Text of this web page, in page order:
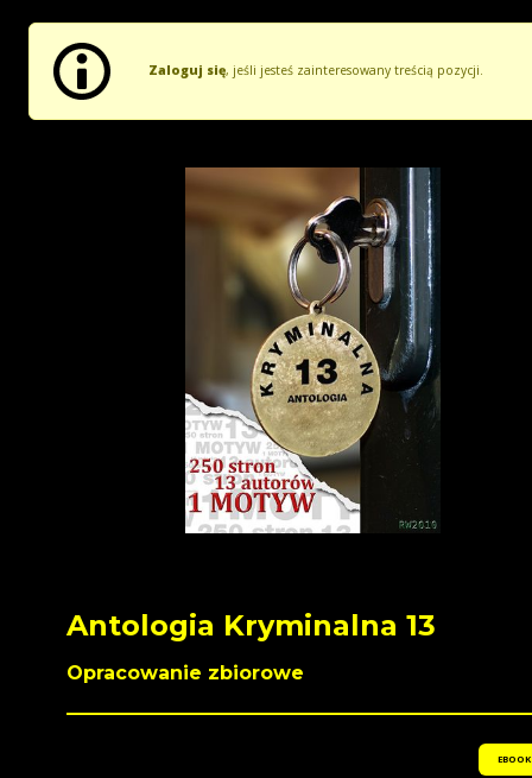
Zaloguj się, jeśli jesteś zainteresowany treścią pozycji.
Antologia Kryminalna 13
Opracowanie zbiorowe
EBOOK